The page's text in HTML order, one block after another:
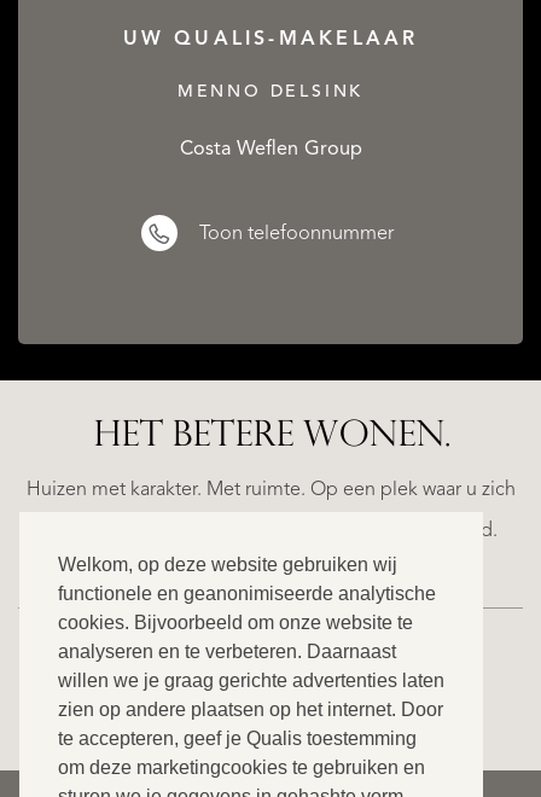
Welkom, op deze website gebruiken wij
functionele en geanonimiseerde analytische
cookies. Bijvoorbeeld om onze website te
analyseren en te verbeteren. Daarnaast
willen we je graag gerichte advertenties laten
zien op andere plaatsen op het internet. Door
te accepteren, geef je Qualis toestemming
om deze marketingcookies te gebruiken en
UW QUALIS-MAKELAAR
MENNO DELSINK
Costa Weflen Group
Toon telefoonnummer
HET BETERE WONEN.
Huizen met karakter. Met ruimte. Op een plek waar u zich
helemaal thuis voelt. Ontdek ons exclusieve aanbod.
ALICANTE
RUAYA
BEKIJK ONS VOLLEDIGE AANBOD